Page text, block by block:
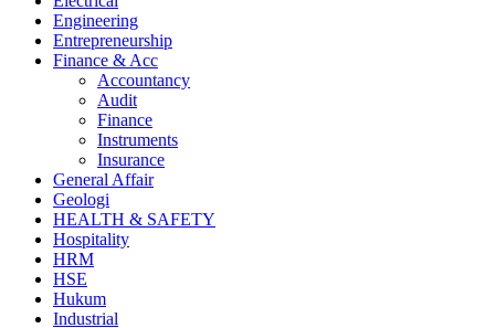
Engineering
Entrepreneurship
Finance & Acc
Accountancy
Audit
Finance
Instruments
Insurance
General Affair
Geologi
HEALTH & SAFETY
Hospitality
HRM
HSE
Hukum
Industrial